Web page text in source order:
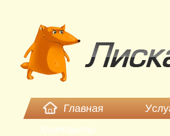
Главная
Контакты